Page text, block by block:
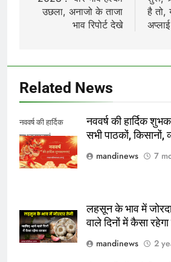
उछला, अनाजो के ताजा
भाव रिपोर्ट देखे
है तो,
Related News
नववर्ष की हार्दिक
शुभकामनाएं
नववर्ष की हार्दिक
सभी पाठकों, किसानों,
mandinews
7
लहसून के भाव में
वाले दिनों में कैसा रहेगा
mandinews
2